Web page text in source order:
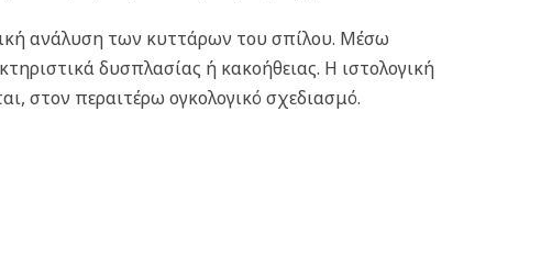
ανάλυση των κυττάρων του σπίλου. Μέσω
δυσπλασίας ή κακοήθειας. Η ιστολογική
στον περαιτέρω ογκολογικό σχεδιασμό.